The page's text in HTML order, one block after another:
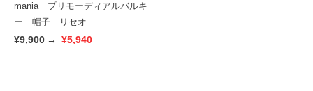
mania プリモーディアルバルキ
ー 帽子 リセオ
¥9,900 → ¥5,940